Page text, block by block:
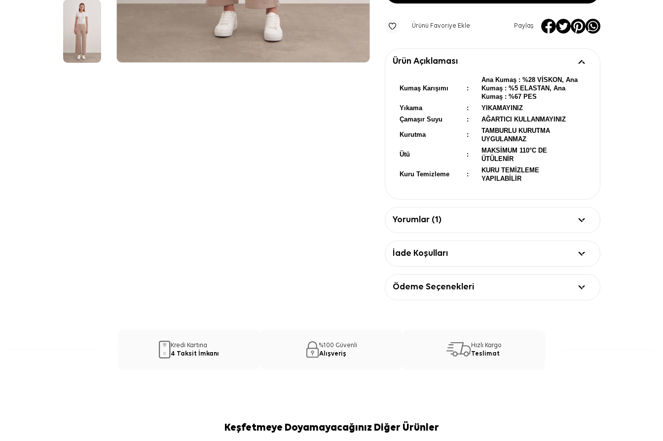
Ürünü Favoriye Ekle Paylaş
Ürün Açıklaması
Kumaş Karışımı :
Ana Kumaş : %28 VİSKON, Ana
Kumaş : %5 ELASTAN, Ana
Kumaş : %67 PES
Yıkama
:
YIKAMAYINIZ
Çamaşır Suyu
: AĞARTICI KULLANMAYINIZ
Kurutma :
TAMBURLU KURUTMA
UYGULANMAZ
Ütü :
MAKSİMUM 110°C DE
ÜTÜLENİR
Kuru Temizleme :
KURU TEMİZLEME
YAPILABİLİR
Yorumlar (1)
İade Koşulları
Ödeme Seçenekleri
Kredi Kartına
4 Taksit İmkanı
%100 Güvenli
Alışveriş
Hızlı Kargo
Teslimat
Keşfetmeye Doyamayacağınız Diğer Ürünler